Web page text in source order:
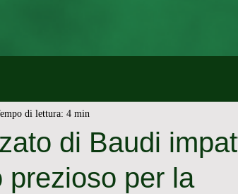
di Baudi
prezioso per la
di lettura: 4 min